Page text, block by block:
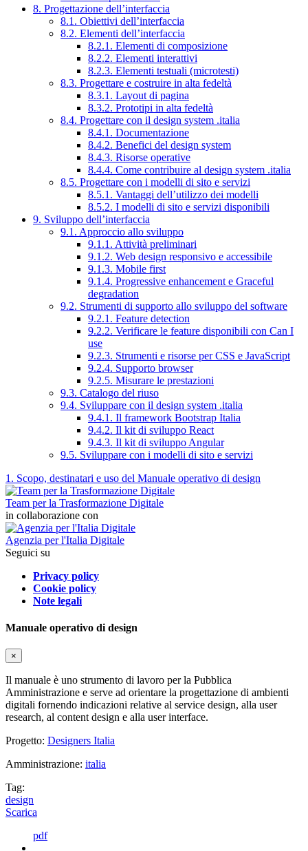
8. Progettazione dell’interfaccia
8.1. Obiettivi dell’interfaccia
8.2. Elementi dell’interfaccia
8.2.1. Elementi di composizione
8.2.2. Elementi interattivi
8.2.3. Elementi testuali (microtesti)
8.3. Progettare e costruire in alta fedeltà
8.3.1. Layout di pagina
8.3.2. Prototipi in alta fedeltà
8.4. Progettare con il design system .italia
8.4.1. Documentazione
8.4.2. Benefici del design system
8.4.3. Risorse operative
8.4.4. Come contribuire al design system .italia
8.5. Progettare con i modelli di sito e servizi
8.5.1. Vantaggi dell’utilizzo dei modelli
8.5.2. I modelli di sito e servizi disponibili
9. Sviluppo dell’interfaccia
9.1. Approccio allo sviluppo
9.1.1. Attività preliminari
9.1.2. Web design responsivo e accessibile
9.1.3. Mobile first
9.1.4. Progressive enhancement e Graceful
degradation
9.2. Strumenti di supporto allo sviluppo del software
9.2.1. Feature detection
9.2.2. Verificare le feature disponibili con Can I
use
9.2.3. Strumenti e risorse per CSS e JavaScript
9.2.4. Supporto browser
9.2.5. Misurare le prestazioni
9.3. Catalogo del riuso
9.4. Sviluppare con il design system .italia
9.4.1. Il framework Bootstrap Italia
9.4.2. Il kit di sviluppo React
9.4.3. Il kit di sviluppo Angular
9.5. Sviluppare con i modelli di sito e servizi
1. Scopo, destinatari e uso del Manuale operativo di design
Team per la Trasformazione Digitale
in collaborazione con
Agenzia per l'Italia Digitale
Seguici su
Privacy policy
Cookie policy
Note legali
Manuale operativo di design
×
Il manuale è uno strumento di lavoro per la Pubblica
Amministrazione e serve ad orientare la progettazione di ambienti
digitali fornendo indicazioni relative al service design, alla user
research, al content design e alla user interface.
Progetto: Designers Italia
Amministrazione: italia
Tag:
design
Scarica
pdf